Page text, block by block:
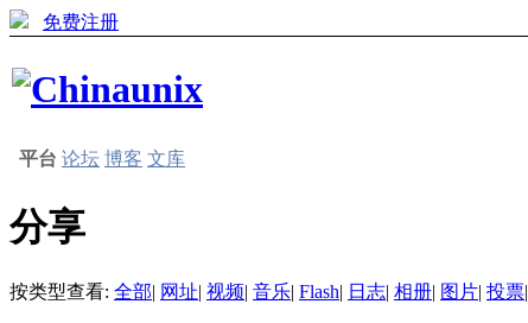
免费注册
平台 论坛 博客 文库
分享
按类型查看: 全部| 网址| 视频| 音乐| Flash| 日志| 相册| 图片| 投票|